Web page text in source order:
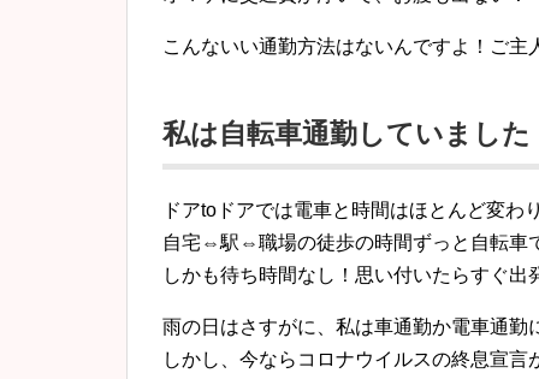
こんないい通勤方法はないんですよ！ご主
私は自転車通勤していました
ドアtoドアでは電車と時間はほとんど変わ
自宅⇔駅⇔職場の徒歩の時間ずっと自転車
しかも待ち時間なし！思い付いたらすぐ出
雨の日はさすがに、私は車通勤か電車通勤
しかし、今ならコロナウイルスの終息宣